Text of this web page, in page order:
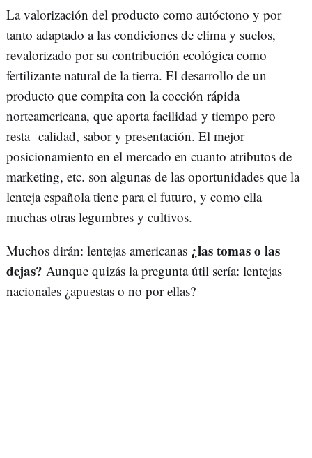
La valorización del producto como autóctono y por
tanto adaptado a las condiciones de clima y suelos,
revalorizado por su contribución ecológica como
fertilizante natural de la tierra. El desarrollo de un
producto que compita con la cocción rápida
norteamericana, que aporta facilidad y tiempo pero
resta calidad, sabor y presentación. El mejor
posicionamiento en el mercado en cuanto atributos de
marketing, etc. son algunas de las oportunidades que la
lenteja española tiene para el futuro, y como ella
muchas otras legumbres y cultivos.
Muchos dirán: lentejas americanas ¿las tomas o las
dejas? Aunque quizás la pregunta útil sería: lentejas
nacionales ¿apuestas o no por ellas?